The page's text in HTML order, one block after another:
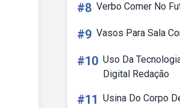
#8 Verbo Comer No
#9 Vasos Para Sala
#10 Uso Da
Digital Redação
#11 Usina Do Corpo